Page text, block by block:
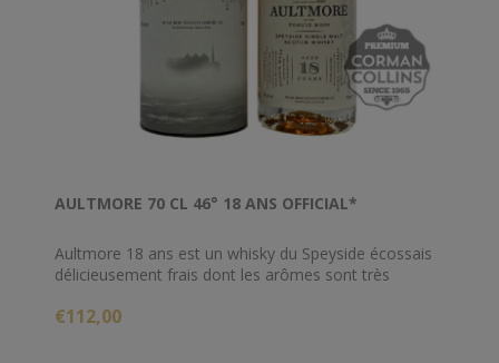
AULTMORE 70 CL 46° 18 ANS OFFICIAL*
Aultmore 18 ans est un whisky du Speyside écossais
délicieusement frais dont les arômes sont très
voluptueuse.
€112,00